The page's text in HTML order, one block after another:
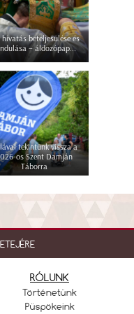
hivatás beteljesülése és
– áldozópap...
tekintünk vissza a
os Szent Damján
Táborra
RÓLUNK
Történetünk
Püspökeink